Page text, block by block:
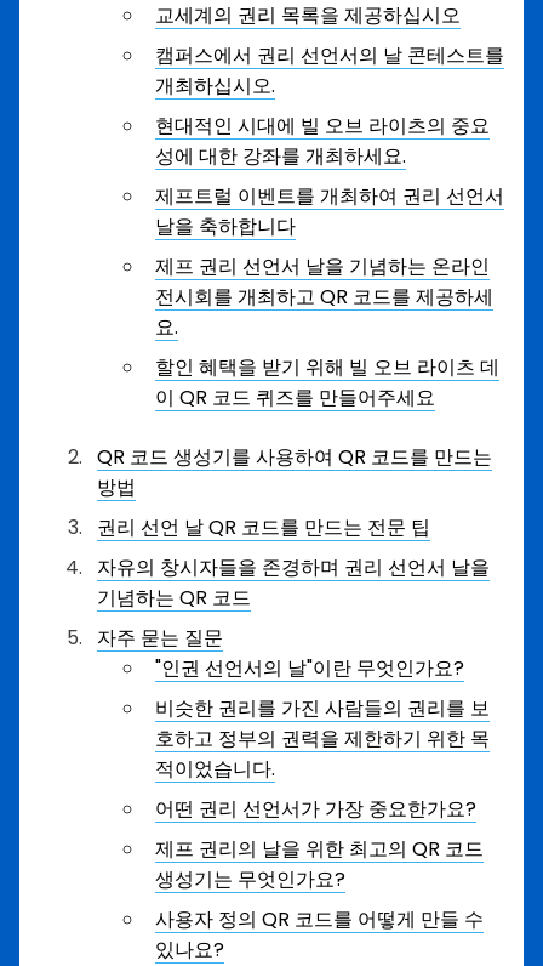
교세계의 권리 목록을 제공하십시오
캠퍼스에서 권리 선언서의 날 콘테스트를
개최하십시오.
현대적인 시대에 빌 오브 라이츠의 중요
성에 대한 강좌를 개최하세요.
제프트럴 이벤트를 개최하여 권리 선언서
날을 축하합니다
제프 권리 선언서 날을 기념하는 온라인
전시회를 개최하고 QR 코드를 제공하세
요.
할인 혜택을 받기 위해 빌 오브 라이츠 데
이 QR 코드 퀴즈를 만들어주세요
QR 코드 생성기를 사용하여 QR 코드를 만드는
방법
권리 선언 날 QR 코드를 만드는 전문 팁
자유의 창시자들을 존경하며 권리 선언서 날을
기념하는 QR 코드
자주 묻는 질문
"인권 선언서의 날"이란 무엇인가요?
비슷한 권리를 가진 사람들의 권리를 보
호하고 정부의 권력을 제한하기 위한 목
적이었습니다.
어떤 권리 선언서가 가장 중요한가요?
제프 권리의 날을 위한 최고의 QR 코드
생성기는 무엇인가요?
사용자 정의 QR 코드를 어떻게 만들 수
있나요?